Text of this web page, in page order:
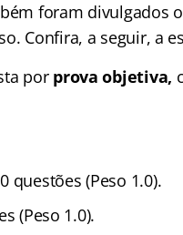
foram divulgados o
Confira, a seguir, a
por prova objetiva,
questões (Peso 1.0).
(Peso 1.0).